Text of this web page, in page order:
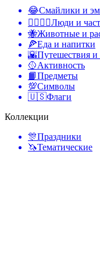
😂Смайлики и
👩‍❤️‍💋‍👨Люди и
🐝Животные и
🍕Еда и напитки
🌇Путешествия и
🥎Активность
📙Предметы
💯Символы
🇺🇸Флаги
Коллекции
🎊Праздники
🦄Тематические